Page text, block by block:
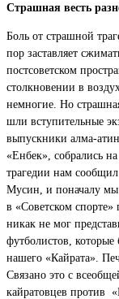
Страшная весть
Боль от страшной
пор заставляет
постсоветском
столкновении в
немногие. Но
шли вступительные
выпускники алма-
«Енбек», собрались
трагедии нам
Мусин, и поначалу
в «Советском
никак не мог
футболистов,
нашего «Кайрата».
Связано это с
кайратовцев против